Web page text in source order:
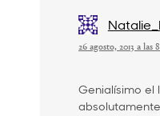
26 agosto, 2013 a las
Genialísimo el